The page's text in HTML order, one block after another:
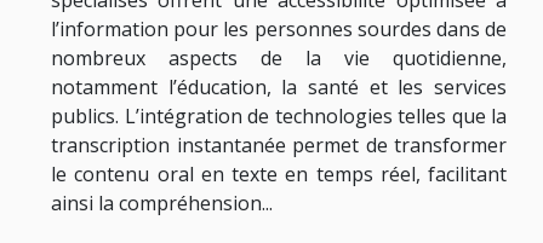
l’information pour les personnes sourdes dans de
nombreux aspects de la vie quotidienne,
notamment l’éducation, la santé et les services
publics. L’intégration de technologies telles que la
transcription instantanée permet de transformer
le contenu oral en texte en temps réel, facilitant
ainsi la compréhension...